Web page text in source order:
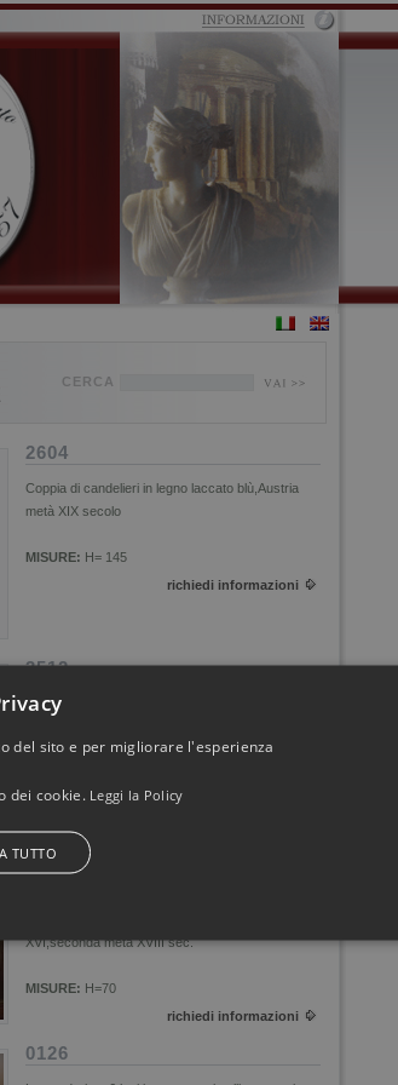
CERCA
2604
Coppia di candelieri in legno laccato blù,Austria
metà XIX secolo
MISURE: H= 145
richiedi informazioni
3512
Coppia di candelabri Luigi XVI in legno dorato in
richiedi informazioni
XVI,seconda metà XVIII sec.
MISURE: H=70
richiedi informazioni
0126
del sito e per migliorare l'esperienza
dei cookie. Leggi la Policy
TUTTO